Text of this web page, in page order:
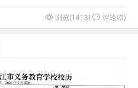
浏览(1413) 评论(0)